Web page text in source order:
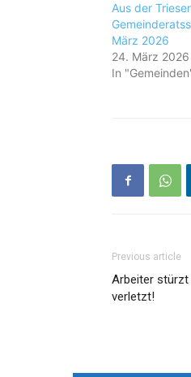
Aus der
März 2026
24. März 2026
In
Previous article
Arbeiter stürzt
verletzt!